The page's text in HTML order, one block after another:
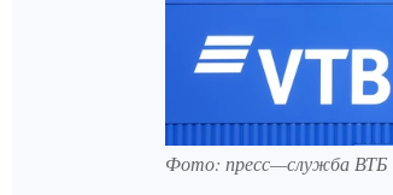
Фото: пресс—служба ВТБ